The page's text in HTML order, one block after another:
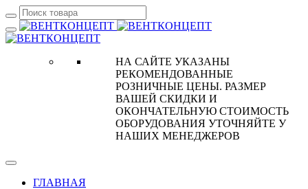
НА САЙТЕ УКАЗАНЫ
РЕКОМЕНДОВАННЫЕ
РОЗНИЧНЫЕ ЦЕНЫ. РАЗМЕР
ВАШЕЙ СКИДКИ И
ОКОНЧАТЕЛЬНУЮ СТОИМОСТЬ
ОБОРУДОВАНИЯ УТОЧНЯЙТЕ У
НАШИХ МЕНЕДЖЕРОВ
ГЛАВНАЯ